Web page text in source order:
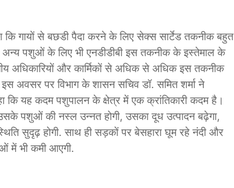
कि गायों से बछडी पैदा करने के लिए सेक्स सार्टेड तकनीक बहुत
पशुओं के लिए भी एनडीडीबी इस तकनीक के इस्तेमाल के
अधिकारियों और कार्मिकों से अधिक से अधिक इस तकनीक
अवसर पर विभाग के शासन सचिव डॉ. समित शर्मा ने
कि यह कदम पशुपालन के क्षेत्र में एक क्रांतिकारी कदम है।
पशुओं की नस्ल उन्नत होगी, उसका दूध उत्पादन बढ़ेगा,
सुदृढ़ होगी. साथ ही सड़कों पर बेसहारा घूम रहे नंदी और
में भी कमी आएगी.